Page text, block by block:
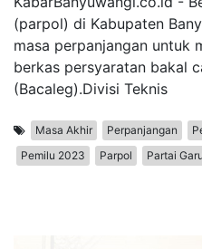
(parpol) di Kabupaten
masa perpanjangan untuk
berkas persyaratan bakal
(Bacaleg).Divisi Teknis
Masa Akhir Perpanjangan
Pemilu 2023
Parpol Partai